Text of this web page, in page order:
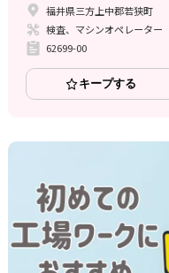
福井県三方上中郡若狭町
検査、マシンオペレーター
62699-00
キープする